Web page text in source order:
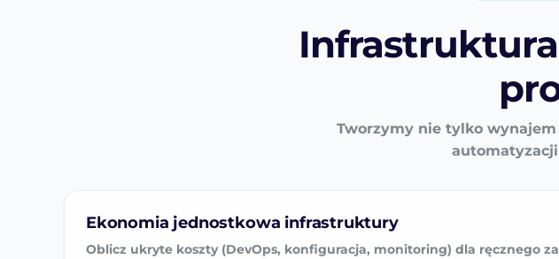
Tworzymy nie tylko wynajem
Ekonomia jednostkowa infrastruktury
Oblicz ukryte koszty (DevOps, konfiguracja, monitoring) dla ręcznego